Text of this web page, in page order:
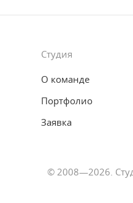
Студия
О команде
Портфолио
Заявка
© 2008—2026.